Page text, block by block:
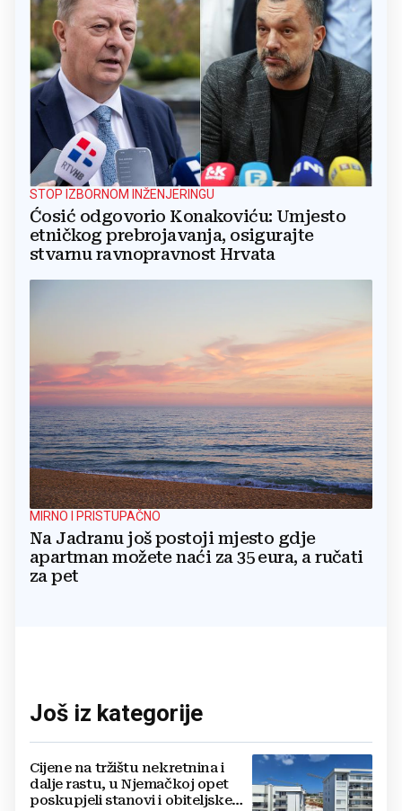
STOP IZBORNOM INŽENJERINGU
Ćosić odgovorio Konakoviću: Umjesto
etničkog prebrojavanja, osigurajte
stvarnu ravnopravnost Hrvata
MIRNO I PRISTUPAČNO
Na Jadranu još postoji mjesto gdje
apartman možete naći za 35 eura, a ručati
za pet
Još iz kategorije
Cijene na tržištu nekretnina i
dalje rastu, u Njemačkoj opet
poskupjeli stanovi i obiteljske